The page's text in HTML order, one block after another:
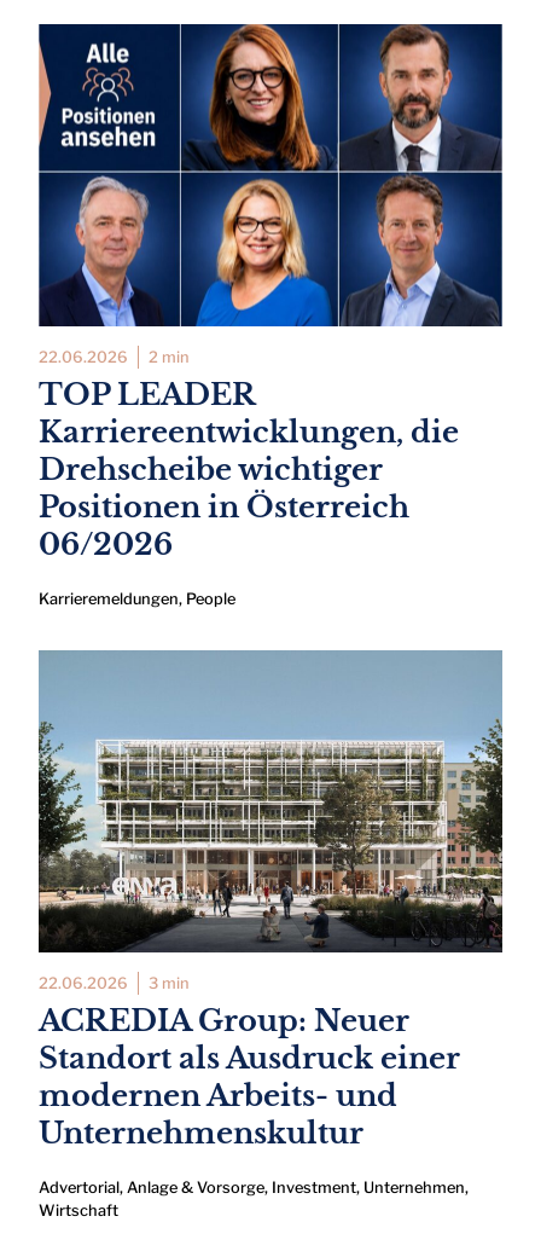
22.06.2026 2 min
TOP LEADER
Karriereentwicklungen, die
Drehscheibe wichtiger
Positionen in Österreich
06/2026
Karrieremeldungen, People
22.06.2026 3 min
ACREDIA Group: Neuer
Standort als Ausdruck einer
modernen Arbeits- und
Unternehmenskultur
Advertorial, Anlage & Vorsorge, Investment, Unternehmen,
Wirtschaft